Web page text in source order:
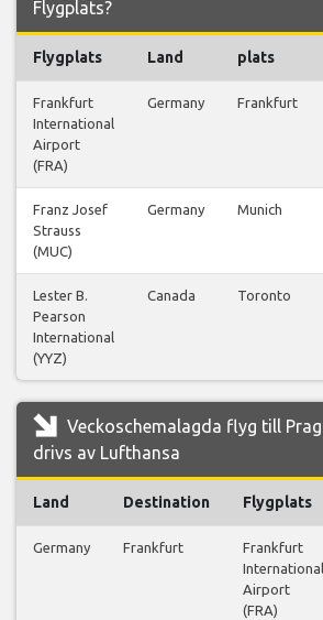
Flygplats?
Flygplats Land plats
Frankfurt
International
Airport
(FRA)
Germany Frankfurt
Franz Josef
Strauss
(MUC)
Germany Munich
Lester B.
Pearson
International
(YYZ)
Canada Toronto
Veckoschemalagda flyg till
drivs av Lufthansa
Land Destination Flygplats
Germany Frankfurt
Frankfurt
International
Airport
(FRA)